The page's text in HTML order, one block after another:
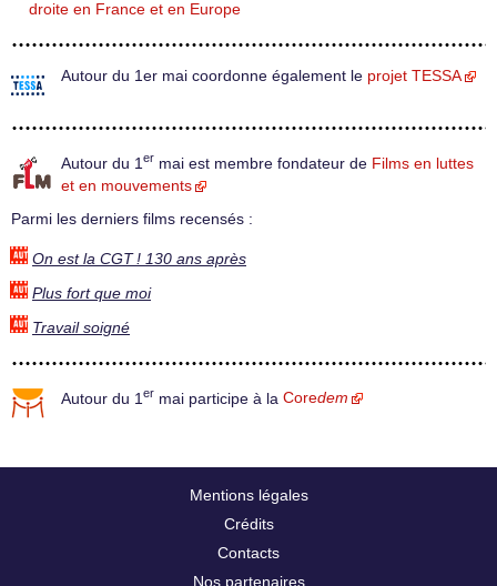
droite en France et en Europe
Autour du 1er mai coordonne également le projet TESSA
Autour du 1 er mai est membre fondateur de Films en luttes
et en mouvements
Parmi les derniers films recensés :
On est la CGT ! 130 ans après
Plus fort que moi
Travail soigné
Autour du 1 er mai participe à la Coredem
Mentions légales
Crédits
Contacts
Nos partenaires